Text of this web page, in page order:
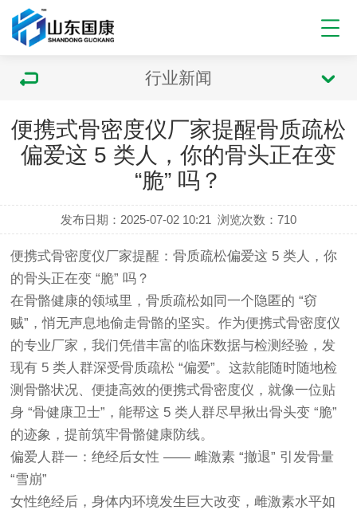
行业新闻
便携式骨密度仪厂家提醒骨质疏松
偏爱这 5 类人，你的骨头正在变
“脆” 吗？
发布日期：2025-07-02 10:21 浏览次数：710
便携式骨密度仪厂家提醒：骨质疏松偏爱这 5 类人，你
的骨头正在变 “脆” 吗？
在骨骼健康的领域里，骨质疏松如同一个隐匿的 “窃
贼”，悄无声息地偷走骨骼的坚实。作为便携式骨密度仪
的专业厂家，我们凭借丰富的临床数据与检测经验，发
现有 5 类人群深受骨质疏松 “偏爱”。这款能随时随地检
测骨骼状况、便捷高效的便携式骨密度仪，就像一位贴
身 “骨健康卫士”，能帮这 5 类人群尽早揪出骨头变 “脆”
的迹象，提前筑牢骨骼健康防线。
偏爱人群一：绝经后女性 —— 雌激素 “撤退” 引发骨量
“雪崩”
女性绝经后，身体内环境发生巨大改变，雌激素水平如